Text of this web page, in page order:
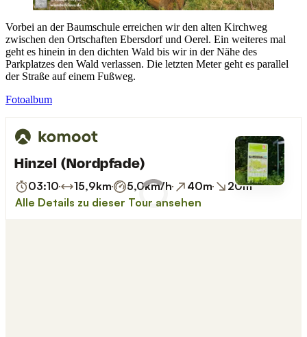
Vorbei an der Baumschule erreichen wir den alten Kirchweg
zwischen den Ortschaften Ebersdorf und Oerel. Ein weiteres mal
geht es hinein in den dichten Wald bis wir in der Nähe des
Parkplatzes den Wald verlassen. Die letzten Meter geht es parallel
der Straße auf einem Fußweg.
Fotoalbum